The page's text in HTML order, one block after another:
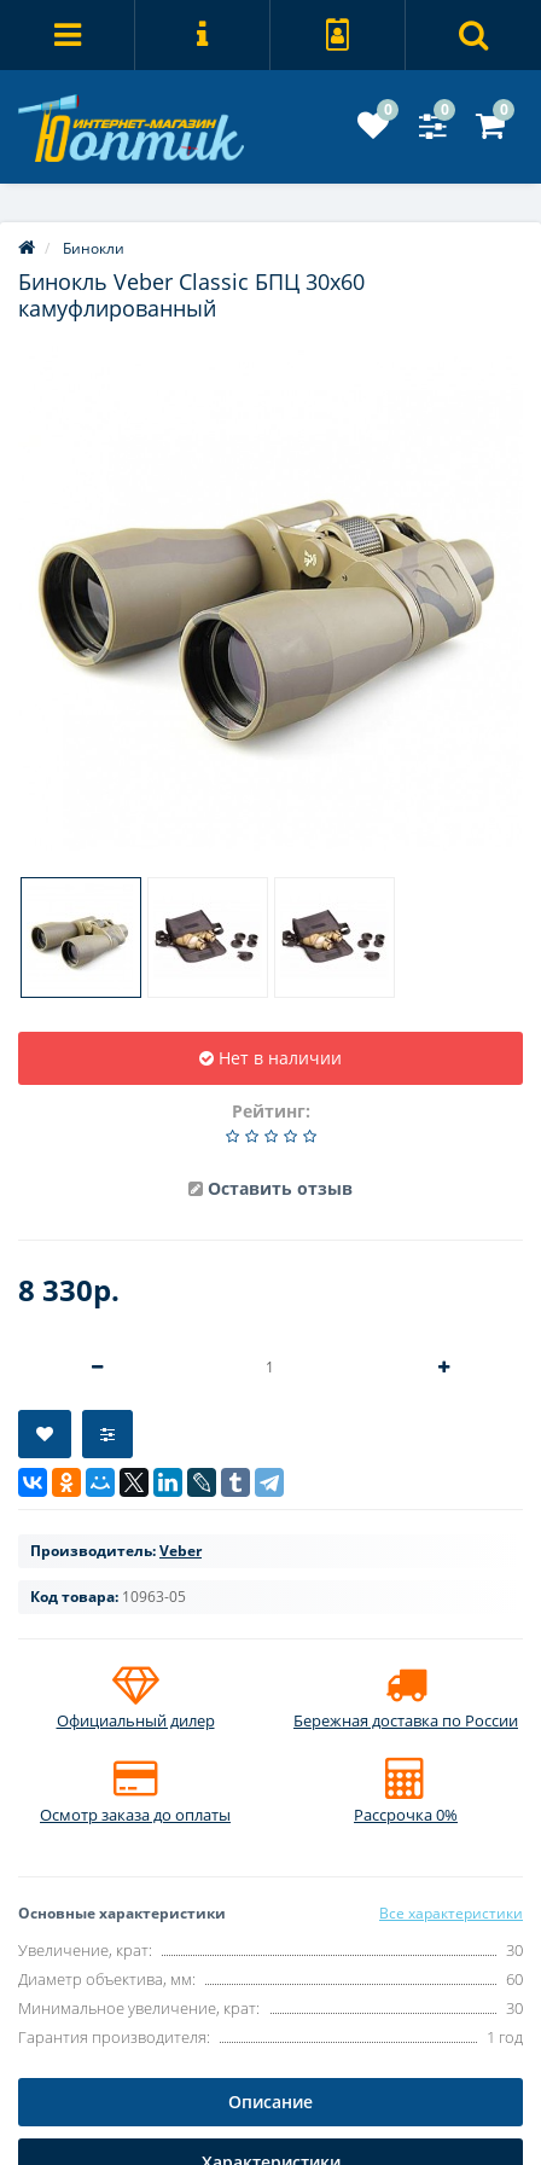
0 0 0
Бинокли
Бинокль Veber Classic БПЦ 30x60
камуфлированный
Нет в наличии
Рейтинг:
Оставить отзыв
8 330р.
Производитель:Veber
Код товара: 10963-05
Официальный дилер Бережная доставка по России
Осмотр заказа до оплаты Рассрочка 0%
Основные характеристики Все характеристики
Увеличение, крат:
30
Диаметр объектива, мм:
60
Минимальное увеличение, крат:
30
Гарантия производителя:
1 год
Описание